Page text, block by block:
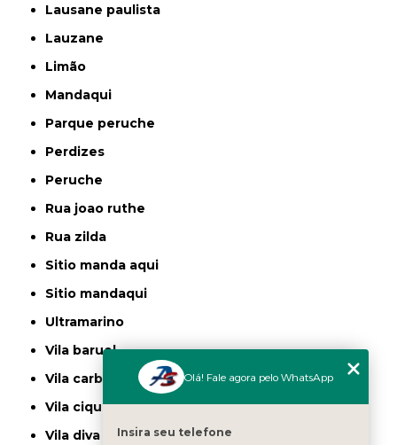
lausane paulista
lauzane
limão
mandaqui
parque peruche
perdizes
peruche
rua joao ruthe
rua zilda
sitio manda aqui
sitio mandaqui
ultramarino
vila baruel
vila carbone
vila ciqueira
vila diva
Olá! Fale agora pelo WhatsApp
Insira seu telefone